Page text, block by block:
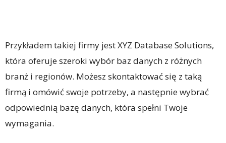
Przykładem takiej firmy jest XYZ Database Solutions,
która oferuje szeroki wybór baz danych z różnych
branż i regionów. Możesz skontaktować się z taką
firmą i omówić swoje potrzeby, a następnie wybrać
odpowiednią bazę danych, która spełni Twoje
wymagania.